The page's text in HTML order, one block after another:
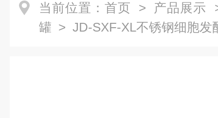
当前位置： 首页 > 产品展示
罐 > JD-SXF-XL不锈钢细胞发